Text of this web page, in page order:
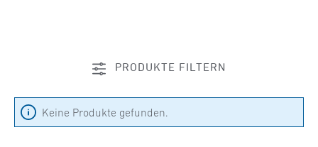
PRODUKTE FILTERN
Keine Produkte gefunden.